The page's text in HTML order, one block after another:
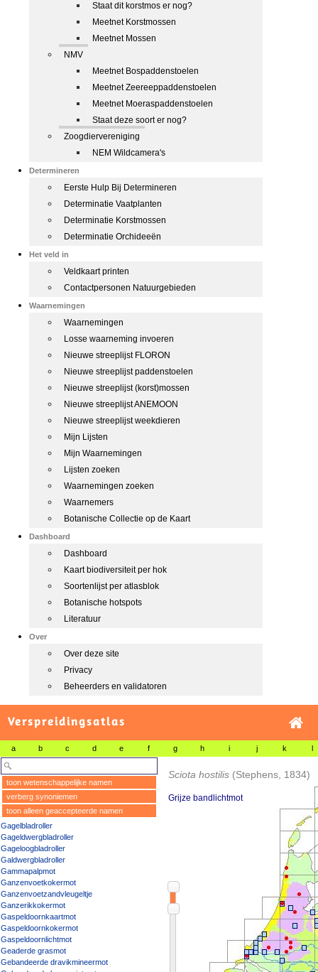
Staat dit korstmos er nog?
Meetnet Korstmossen
Meetnet Mossen
NMV
Meetnet Bospaddenstoelen
Meetnet Zeereeppaddenstoelen
Meetnet Moeraspaddenstoelen
Staat deze soort er nog?
Zoogdiervereniging
NEM Wildcamera's
Determineren
Eerste Hulp Bij Determineren
Determinatie Vaatplanten
Determinatie Korstmossen
Determinatie Orchideeën
Het veld in
Veldkaart printen
Contactpersonen Natuurgebieden
Waarnemingen
Waarnemingen
Losse waarneming invoeren
Nieuwe streeplijst FLORON
Nieuwe streeplijst paddenstoelen
Nieuwe streeplijst (korst)mossen
Nieuwe streeplijst ANEMOON
Nieuwe streeplijst weekdieren
Mijn Lijsten
Mijn Waarnemingen
Lijsten zoeken
Waarnemingen zoeken
Waarnemers
Botanische Collectie op de Kaart
Dashboard
Dashboard
Kaart biodiversiteit per hok
Soortenlijst per atlasblok
Botanische hotspots
Literatuur
Over
Over deze site
Privacy
Beheerders en validatoren
Verspreidingsatlas
a b c d e f g h i j k l
toon wetenschappelijke namen
verberg synoniemen
toon alleen geaccepteerde namen
Gagelbladroller
Gageldwergbladroller
Gageloogbladroller
Galdwergbladroller
Gammapalpmot
Ganzenvoetkokermot
Ganzenvoetzandvleugeltje
Ganzerikkokermot
Gaspeldoornkaartmot
Gaspeldoornkokermot
Gaspeldoornlichtmot
Geaderde grasmot
Gebandeerde dravikmineermot
Sciota hostilis (Stephens, 1834)
Grijze bandlichtmot